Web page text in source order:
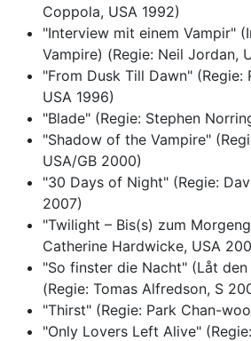
Coppola, USA 1992)
"Interview mit einem Vampir"
Vampire) (Regie: Neil Jordan,
"From Dusk Till Dawn" (Regie:
USA 1996)
"Blade" (Regie: Stephen
"Shadow of the Vampire"
USA/GB 2000)
"30 Days of Night" (Regie:
2007)
"Twilight – Bis(s) zum
Catherine Hardwicke, USA
"So finster die Nacht" (Låt
(Regie: Tomas Alfredson, S
"Thirst" (Regie: Park Chan-
"Only Lovers Left Alive"